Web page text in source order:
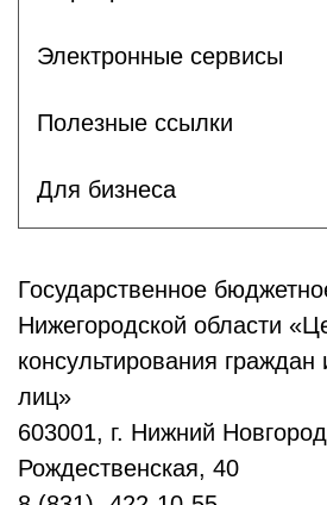
Электронные сервисы
Полезные ссылки
Для бизнеса
Государственное
Нижегородской области
консультирования
лиц»
603001, г. Нижний
Рождественская, 40